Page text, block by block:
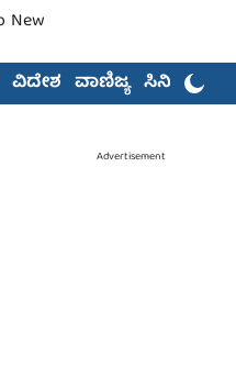
ವಿದೇಶ ವಾಣಿಜ್ಯ ಸಿನಿಮಾ
Advertisement